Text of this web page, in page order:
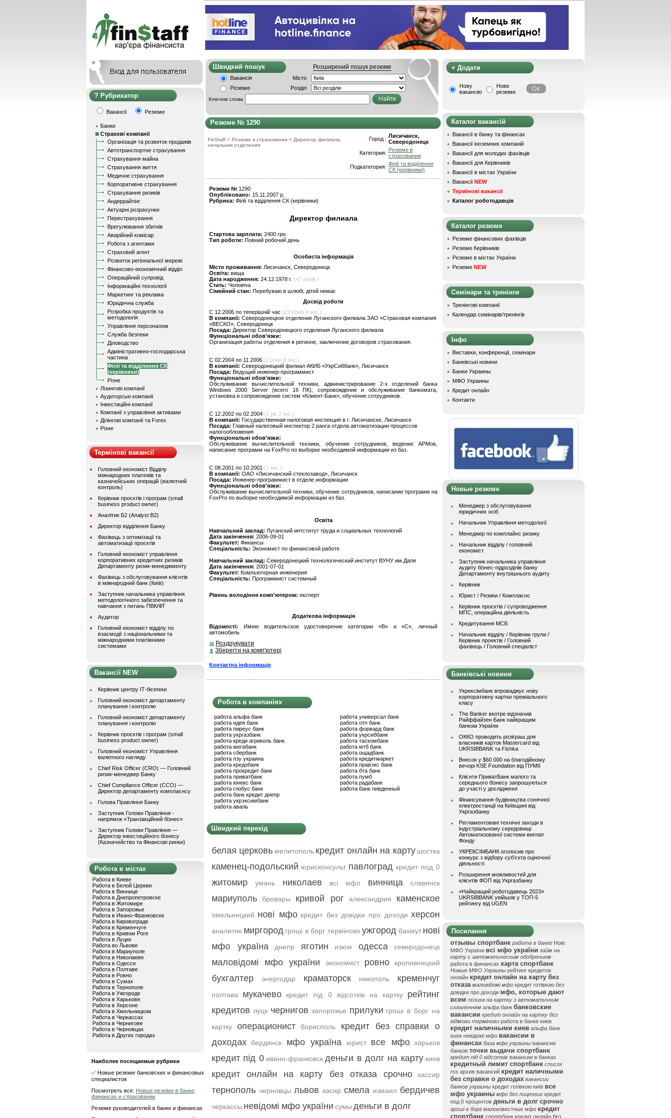
Рубрикатор
Вакансії Резюме
Банки
Страхові компанії
Організація та розвиток продажів
Автотранспортне страхування
Страхування майна
Страхування життя
Медичне страхування
Корпоративне страхування
Страхування ризиків
Андеррайтінг
Актуарні розрахунки
Перестрахування
Врегулювання збитків
Аварійний комісар
Робота з агентами
Страховий агент
Розвиток регіональної мережі
Фінансово-економічний відділ
Операційний супровід
Інформаційні технології
Маркетинг та реклама
Юридична служба
Розробка продуктів та
методологія
Управління персоналом
Служба безпеки
Діловодство
Адміністративно-господарська
частина
Філії та відділення СК
(керівники)
Різне
Лізингові компанії
Аудиторські компанії
Інвестиційні компанії
Компанії з управління активами
Ділінгові компанії та Forex
Різне
Термінові вакансії
Головний економіст Відділу
міжнародних платежів та
казначейських операцій (валютний
контроль)
Керівник проєктів і програм (small
business product owner)
Аналітик Б2 (Analyst B2)
Директор відділення Банку
Фахівець з оптимізації та
автоматизації проєктів
Головний економіст управління
корпоративних кредитних ризиків
Департаменту ризик-менеджменту
Фахівець з обслуговування клієнтів
в міжнародний банк (Київ)
Заступник начальника управління
методологічного забезпечення та
навчання з питань ПВК/ФТ
Аудитор
Головний економіст відділу по
взаємодії з національними та
міжнародними платіжними
системами
Вакансії NEW
Керівник центру ІТ-безпеки
Головний економіст департаменту
планування і контролю
Головний економіст департаменту
планування і контролю
Керівник проєктів і програм (small
business product owner)
Головний економіст Управління
валютного нагляду
Chief Risk Officer (CRO) — Головний
ризик-менеджер Банку
Chief Compliance Officer (CCO) —
Директор департаменту комплаєнсу
Голова Правління Банку
Заступник Голови Правління -
напрямок «Транзакційний бізнес»
Заступник Голови Правління —
Директор інвестиційного бізнесу
(Казначейство та Фінансові ринки)
Робота в містах
Работа в Киеве
Работа в Белой Церкви
Работа в Виннице
Работа в Днепропетровске
Работа в Житомире
Работа в Запорожье
Работа в Ивано-Франковске
Работа в Кировограде
Работа в Кременчуге
Работа в Кривом Роге
Работа в Луцке
Работа во Львове
Работа в Мариуполе
Работа в Николаеве
Работа в Одессе
Работа в Полтаве
Работа в Ровно
Работа в Сумах
Работа в Тернополе
Работа в Ужгороде
Работа в Харькове
Работа в Херсоне
Работа в Хмельницком
Работа в Черкассах
Работа в Чернигове
Работа в Черновцах
Работа в Других городах
Наиболее посещаемые рубрики
✅ Новые резюме банковских и финансовых
специалистов
Посмотреть все: Новые резюме в банке,
финансах и страховании
Резюме руководителей в банке и финансах
Швидкий пошук Розширений пошук резюме
Вакансія
Місто
Резюме
Розділ
Ключові слова
Резюме № 1290
FinStaff > Резюме в страховании > Директор филиала,
начальник отделения
Город : Лисичанск,
Северодонецк
Категория: Резюме в
страховании
Подкатегория: Філії та відділення
СК (керівники)
Резюме № 1290
Опубліковано: 15.11.2007 р.
Рубрика: Філії та відділення СК (керівники)
Директор филиала
Стартова зарплата: 2400 грн.
Тип роботи: Повний робочий день
Особиста інформація
Місто проживання: Лисичанск, Северодонецк
Освіта: вища
Дата народження: 24.12.1978 г. (47 років )
Стать: Чоловіча
Сімейний стан: Перебуваю в шлюбі, дітей немає
Досвід роботи
C 12.2006 по теперішній час (19 років 8 міс.)
В компанії: Северодонецкое отделение Луганского филиала ЗАО «Страховая компания
«ВЕСКО», Северодонецк
Посада: Директор Северодонецкого отделения Луганского филиала
Функціональні обов'язки:
Организация работы отделения в регионе, заключение договоров страхования.
C 02.2004 по 11.2006 (2 роки 9 міс.)
В компанії: Северодонецкий филиал АКИБ «УкрСиббанк», Лисичанск
Посада: Ведущий инженер-программист
Функціональні обов'язки:
Обслуживание вычислительной техники, администрирование 2-х отделений банка
Windows 2000 Server (всего 16 ПК), сопровождение и обслуживание банкомата,
установка и сопровождение систем «Клиент-Банк», обучение сотрудников.
C 12.2002 по 02.2004 (1 рік 2 міс.)
В компанії: Государственная налоговая инспекция в г. Лисичанске, Лисичанск
Посада: Главный налоговый инспектор 2 ранга отдела автоматизации процессов
налогообложения
Функціональні обов'язки:
Обслуживание вычислительной техники, обучение сотрудников, ведение АРМов,
написание программ на FoxPro по выборке необходимой информации из баз.
C 08.2001 по 10.2001 (2 міс.)
В компанії: ОАО «Лисичанский стеклозавод», Лисичанск
Посада: Инженер-программист в отделе информации
Функціональні обов'язки:
Обслуживание вычислительной техники, обучение сотрудников, написание программ на
FoxPro по выборке необходимой информации из баз.
Освіта
Навчальний заклад: Луганский интститут труда и социальных технологий
Дата закінчення: 2006-09-01
Факультет: Финансы
Спеціальність: Экономист по финансовой работе
Навчальний заклад: Северодонецкий технологический институт ВУНУ им.Даля
Дата закінчення: 2001-07-01
Факультет: Компьютерная инженерия
Спеціальність: Программист системный
Рівень володіння комп'ютером: експерт
Додаткова інформація
Відомості: Имею водительское удостоверение категории «В» и «С», личный
автомобиль
Роздрукувати
Зберегти на комп'ютері
Контактна інформація
Робота в компаніях
работа альфа банк
работа идея банк
работа пиреус банк
работа укргазбанк
работа креди агриколь банк
работа мегабанк
работа сбербанк
работа пзу украина
работа кредобанк
работа прокредит банк
работа приватбанк
работа юнекс банк
работа глобус банк
работа банк кредит днепр
работа укрэксимбанк
работа аваль
работа универсал банк
работа отп банк
работа форвард банк
работа укрсиббанк
работа таскомбанк
работа мтб банк
работа ощадбанк
работа кредитмаркет
работа правэкс банк
работа бта банк
работа пумб
работа радабанк
работа банк пивденный
Швидкий перехід
белая церковь мелитополь кредит онлайн на карту шостка
каменец-подольский юрисконсульт павлоград кредит под 0
житомир умань николаев всі мфо винница славянск
мариуполь бровары кривой рог александрия каменское
хмельницкий нові мфо кредит без довідки про доходи херсон
аналитик миргород гроші в борг терміново ужгород бахмут нові
мфо україна
днепр яготин изюм одесса северодонецк
маловідомі мфо україни экономист ровно кропивницкий
бухгалтер энергодар краматорск никополь кременчуг
полтава мукачево кредит під 0 відсотків на картку
рейтинг
кредитов луцк чернигов запорожье прилуки гроші в борг на
картку
операционист борисполь
кредит без справки о
доходах
бердянск мфо україна юрист все мфо харьков
кредит під 0 ивано-франковск деньги в долг на карту киев
кредит онлайн на карту без отказа срочно кассир
тернополь черновцы львов касир смела измаил бердичев
черкассы невідомі мфо україни сумы деньги в долг
+ Додати
Нову
вакансію
Нове
резюме
Каталог вакансій
Вакансії в банку та фінансах
Вакансії іноземних компаній
Вакансії для молодих фахівців
Вакансії для Керівників
Вакансії в містах України
Вакансії NEW
Термінові вакансії
Каталог роботодавців
Каталог резюме
Резюме фінансових фахівців
Резюме Керівників
Резюме в містах України
Резюме NEW
Семінари та тренінги
Тренінгові компанії
Календар семінарів/тренінгів
Інфо
Виставки, конференції, семінари
Банківські новини
Банки Украины
МФО Украины
Кредит онлайн
Контакти
Новые резюме
Менеджер з обслуговування
юридичних осіб
Начальник Управління методології
Менеджер по комплайнс ризику
Начальник відділу / головний
економіст
Заступник начальника управління
аудиту бізнес-підрозділів банку
Департаменту внутрішнього аудиту
Керівник
Юрист / Ризики / Комплаєнс
Керівник проєктів / супроводження
МПС, операційна діяльність
Кредитування МСБ
Начальник вiддiлу / Керівник групи /
Керівник проектів / Головний
фахівець / Головний спеціаліст
Банківські новини
Укрексімбанк впроваджує нову
корпоративну картки преміального
класу
The Banker вкотре відзначив
Райффайзен Банк найкращим
банком України
ОККО проводить розіграш для
власників карток Mastercard від
UKRSIBBANK та Fishka
Внесок у $60 000 на благодійному
вечорі KSE Foundation від ПУМб
Клієнти ПриватБанк малого та
середнього бізнесу запрошуються
до участі у дослідженні
Фінансування будівництва сонячної
електростанції на Київщині від
Укргазбанку
Регламентовані технічні заходи в
індустріальному середовищі
Автоматизованої системи виплат
Фонду
УКРЕКСІМБАНК оголосив про
конкурс з відбору суб’єкта оціночної
діяльності
Розширення можливостей для
клієнтів ФОП від Укргазбанку
«Найкращий роботодавець 2023»
UKRSIBBANK увійшов у ТОП-5
рейтингу від UGEN
Посилання
отзывы спортбанк работа в банке Нові
МФО України всі мфо україни займ на
карту с автоматическим одобрением
работа в финансах карта спортбанк
Новые МФО Украины рейтинг кредитов
онлайн кредит онлайн на карту без
отказа маловідомі мфо кредит готівкою без
довідки про доходи мфо, которые дают
всем позика на картку з автоматичним
схваленням альфа банк банковские
вакансии кредит онлайн на картку без
відмови терміново работа в банке киев
кредит наличными киев альфа банк
киев невідомі мфо вакансии в
финансах база мфо украины вакансии
банков точки выдачи спортбанк
кредит під 0 відсотків вакансии в банках
кредитный лимит спортбанк список
rss архив вакансий кредит наличными
без справки о доходах вакансии
банков украины кредит готівкою київ все
мфо украины мфо без лицензии кредит
под 0 процентов деньги в долг срочно
гроші в борг малоизвестные мфо кредит
спортбанк спортбанк кредит онлайн без